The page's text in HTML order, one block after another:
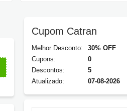
Cupom Catran
Melhor Desconto:
30% OFF
Cupons:
0
Descontos:
5
Atualizado:
07-08-2026